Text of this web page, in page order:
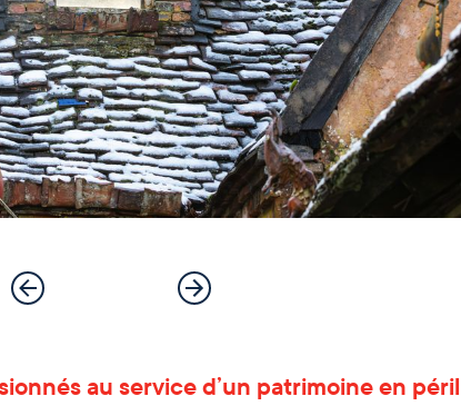
au service d’un patrimoine en péril